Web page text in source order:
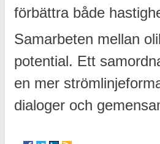
förbättra både
Samarbeten mellan
potential. Ett
en mer
dialoger och